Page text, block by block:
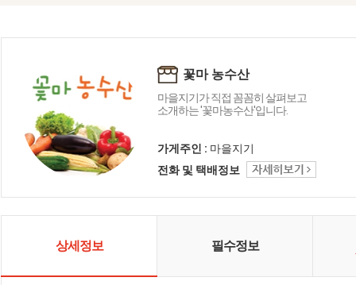
꽃마 농수산
마을지기가 직접 꼼꼼히 살펴보고
소개하는 '꽃마농수산'입니다.
가게주인 : 마을지기
전화 및 택배정보
상세정보 필수정보